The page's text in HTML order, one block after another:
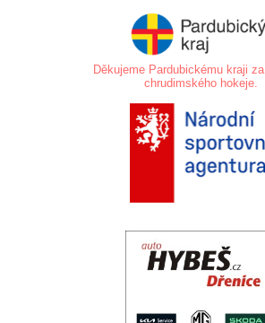
Děkujeme Pardubickému kraji
chrudimského hokeje.